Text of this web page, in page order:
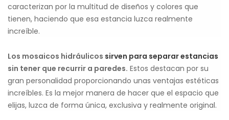
caracterizan por la multitud de diseños y colores que
tienen, haciendo que esa estancia luzca realmente
increíble.
Los mosaicos hidráulicos sirven para separar estancias
sin tener que recurrir a paredes. Estos destacan por su
gran personalidad proporcionando unas ventajas estéticas
increíbles. Es la mejor manera de hacer que el espacio que
elijas, luzca de forma única, exclusiva y realmente original.